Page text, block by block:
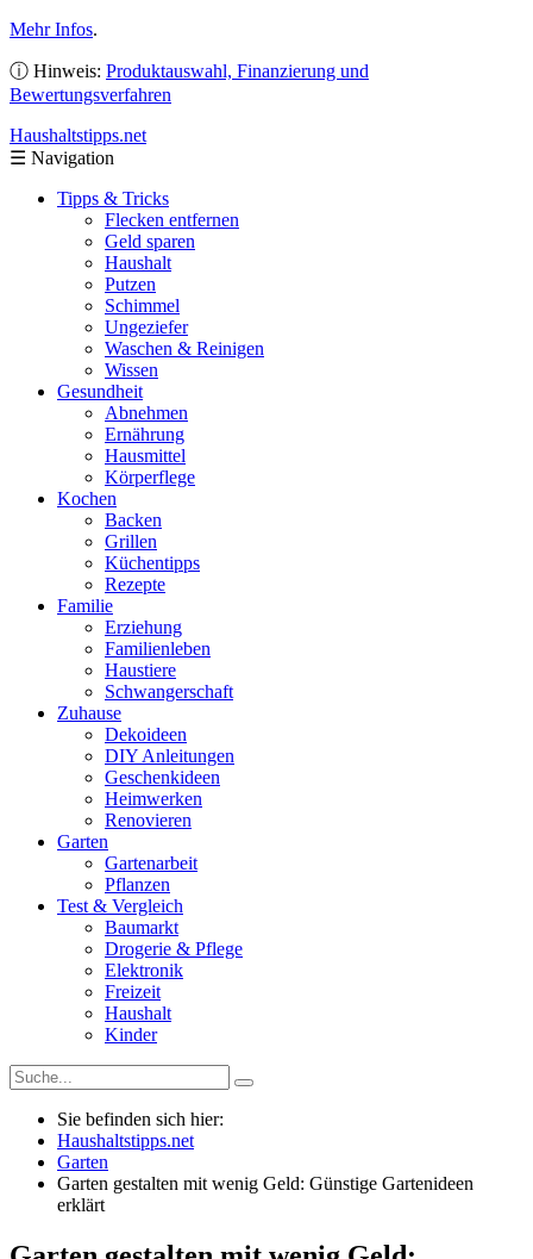
Mehr Infos.
ⓘ Hinweis: Produktauswahl, Finanzierung und
Bewertungsverfahren
Haushaltstipps.net
☰ Navigation
Tipps & Tricks
Flecken entfernen
Geld sparen
Haushalt
Putzen
Schimmel
Ungeziefer
Waschen & Reinigen
Wissen
Gesundheit
Abnehmen
Ernährung
Hausmittel
Körperflege
Kochen
Backen
Grillen
Küchentipps
Rezepte
Familie
Erziehung
Familienleben
Haustiere
Schwangerschaft
Zuhause
Dekoideen
DIY Anleitungen
Geschenkideen
Heimwerken
Renovieren
Garten
Gartenarbeit
Pflanzen
Test & Vergleich
Baumarkt
Drogerie & Pflege
Elektronik
Freizeit
Haushalt
Kinder
Sie befinden sich hier:
Haushaltstipps.net
Garten
Garten gestalten mit wenig Geld: Günstige Gartenideen
erklärt